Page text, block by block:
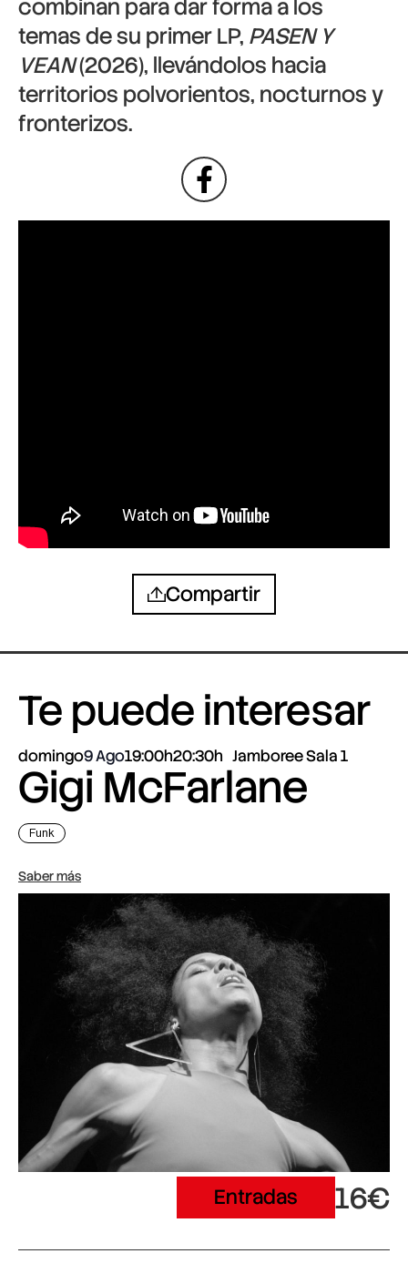
combinan para dar forma a los
temas de su primer LP, PASEN Y
VEAN(2026), llevándolos hacia
territorios polvorientos, nocturnos y
fronterizos.
Compartir
Te puede interesar
domingo9 Ago19:00h20:30h Jamboree Sala 1
Gigi McFarlane
Funk
Saber más
Entradas 16€